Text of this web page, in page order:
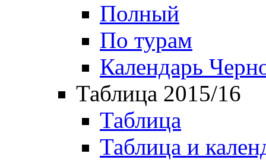
Полный
По турам
Календарь
Таблица 2015/16
Таблица
Таблица и